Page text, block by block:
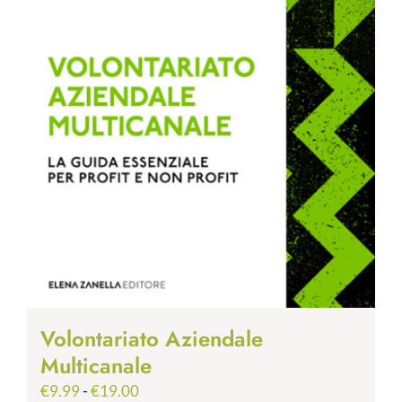
Volontariato Aziendale
Multicanale
€9.99-€19.00Fascia